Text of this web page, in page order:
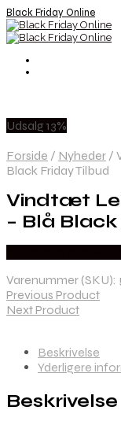
Black Friday Online
Udsalg 13%
Forside / Nyheder /
Black Friday Tilbud
Vindtæt
– Blå
Varenummer (SKU):
Previous Product
Next Product
Beskrivelse
Yderligere
Beskrivelse